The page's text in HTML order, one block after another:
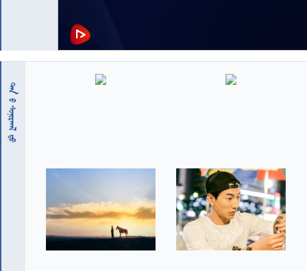
 